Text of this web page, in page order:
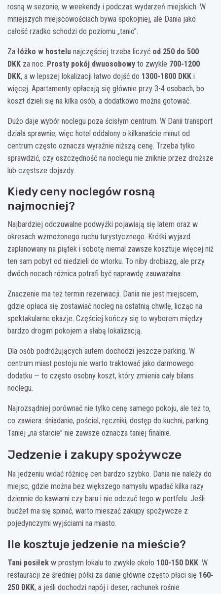
rosną w sezonie, w weekendy i podczas wydarzeń miejskich. W
mniejszych miejscowościach bywa spokojniej, ale Dania jako
całość rzadko schodzi do poziomu „tanio”.
Za łóżko w hostelu najczęściej trzeba liczyć od 250 do 500
DKK za noc. Prosty pokój dwuosobowy to zwykle 700-1200
DKK, a w lepszej lokalizacji łatwo dojść do 1300-1800 DKK i
więcej. Apartamenty opłacają się głównie przy 3-4 osobach, bo
koszt dzieli się na kilka osób, a dodatkowo można gotować.
Dużo daje wybór noclegu poza ścisłym centrum. W Danii transport
działa sprawnie, więc hotel oddalony o kilkanaście minut od
centrum często oznacza wyraźnie niższą cenę. Trzeba tylko
sprawdzić, czy oszczędność na noclegu nie zniknie przez droższe
lub częstsze dojazdy.
Kiedy ceny noclegów rosną
najmocniej?
Najbardziej odczuwalne podwyżki pojawiają się latem oraz w
okresach wzmożonego ruchu turystycznego. Krótki wyjazd
zaplanowany na piątek i sobotę niemal zawsze kosztuje więcej niż
ten sam pobyt od niedzieli do wtorku. To niby drobiazg, ale przy
dwóch nocach różnica potrafi być naprawdę zauważalna.
Znaczenie ma też termin rezerwacji. Dania nie jest miejscem,
gdzie opłaca się zostawiać nocleg na ostatnią chwilę, licząc na
spektakularne okazje. Częściej kończy się to wyborem między
bardzo drogim pokojem a słabą lokalizacją.
Dla osób podróżujących autem dochodzi jeszcze parking. W
centrum miast postoju nie warto traktować jako darmowego
dodatku — to często osobny koszt, który zmienia cały bilans
noclegu.
Najrozsądniej porównać nie tylko cenę samego pokoju, ale też to,
co zawiera: śniadanie, pościel, ręczniki, dostęp do kuchni, parking.
Taniej „na starcie” nie zawsze oznacza taniej finalnie.
Jedzenie i zakupy spożywcze
Na jedzeniu widać różnicę cen bardzo szybko. Dania nie należy do
miejsc, gdzie można bez większego namysłu wpadać kilka razy
dziennie do kawiarni czy baru i nie odczuć tego w portfelu. Jeśli
budżet ma się spinać, warto mieszać zakupy spożywcze z
pojedynczymi wyjściami na miasto.
Ile kosztuje jedzenie na mieście?
Tani posiłek w prostym lokalu to zwykle około 100-150 DKK. W
restauracji ze średniej półki za danie główne często płaci się 160-
250 DKK, a jeśli dochodzi napój i deser, rachunek rośnie